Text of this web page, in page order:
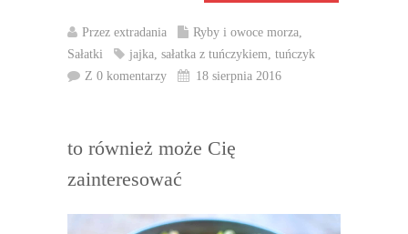
Przez extradania Ryby i owoce morza,
Sałatki
jajka, sałatka z tuńczykiem, tuńczyk
Z 0 komentarzy
18 sierpnia 2016
to również może Cię
zainteresować